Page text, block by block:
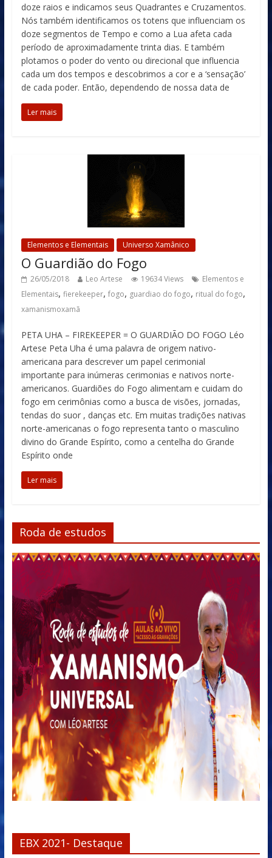
doze raios e indicamos seus Quadrantes e Cruzamentos.
Nós também identificamos os totens que influenciam os
doze segmentos de Tempo e como a Lua afeta cada
período de aproximadamente trinta dias. E também
plotamos o poder do vento ou direcional que influencia
cada um dos tempos e descobrimos a cor e a ‘sensação’
de cada poder. Então, dependendo de nossa data de
Ler mais
Elementos e Elementais Universo Xamânico
O Guardião do Fogo
26/05/2018 Leo Artese 19634 Views
Elementos e
Elementais, fierekeeper, fogo, guardiao do fogo, ritual do fogo,
xamanismoxamã
PETA UHA – FIREKEEPER = O GUARDIÃO DO FOGO Léo
Artese Peta Uha é uma palavra de origem nativo-
americana para descrever um papel cerimonial
importante para inúmeras cerimonias e nativos norte-
americanos. Guardiões do Fogo alimentam e cuidam do
fogo em cerimônias como a busca de visões, jornadas,
tendas do suor , danças etc. Em muitas tradições nativas
norte-americanas o fogo representa tanto o masculino
divino do Grande Espírito, como a centelha do Grande
Espírito onde
Ler mais
Roda de estudos
EBX 2021- Destaque